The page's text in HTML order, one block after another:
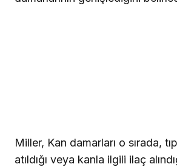
Miller, Kan damarları o sırada,
atıldığı veya kanla ilgili ilaç